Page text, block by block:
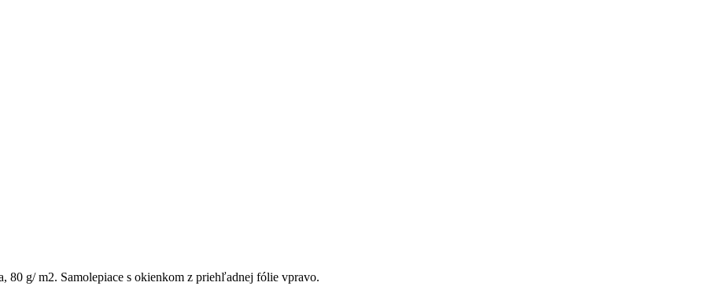
80 g/ m2. Samolepiace s okienkom z priehľadnej fólie vpravo.